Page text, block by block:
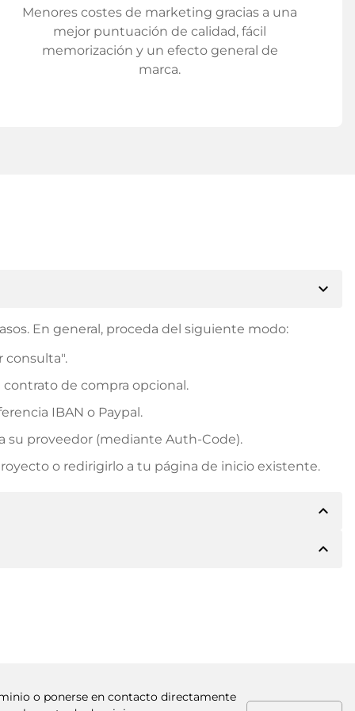
Menores costes de marketing gracias a una
mejor puntuación de calidad, fácil
memorización y un efecto general de
marca.
expand_more
En general, proceda del siguiente modo:
consulta".
contrato de compra opcional.
IBAN o Paypal.
su proveedor (mediante Auth-Code).
o redirigirlo a tu página de inicio existente.
expand_less
los detalles del pago. A continuación, el propietario
expand_less
o ponerse en contacto directamente